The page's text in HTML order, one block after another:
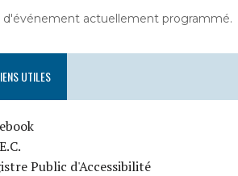
d'événement actuellement programmé.
UTILES
Public d'Accessibilité